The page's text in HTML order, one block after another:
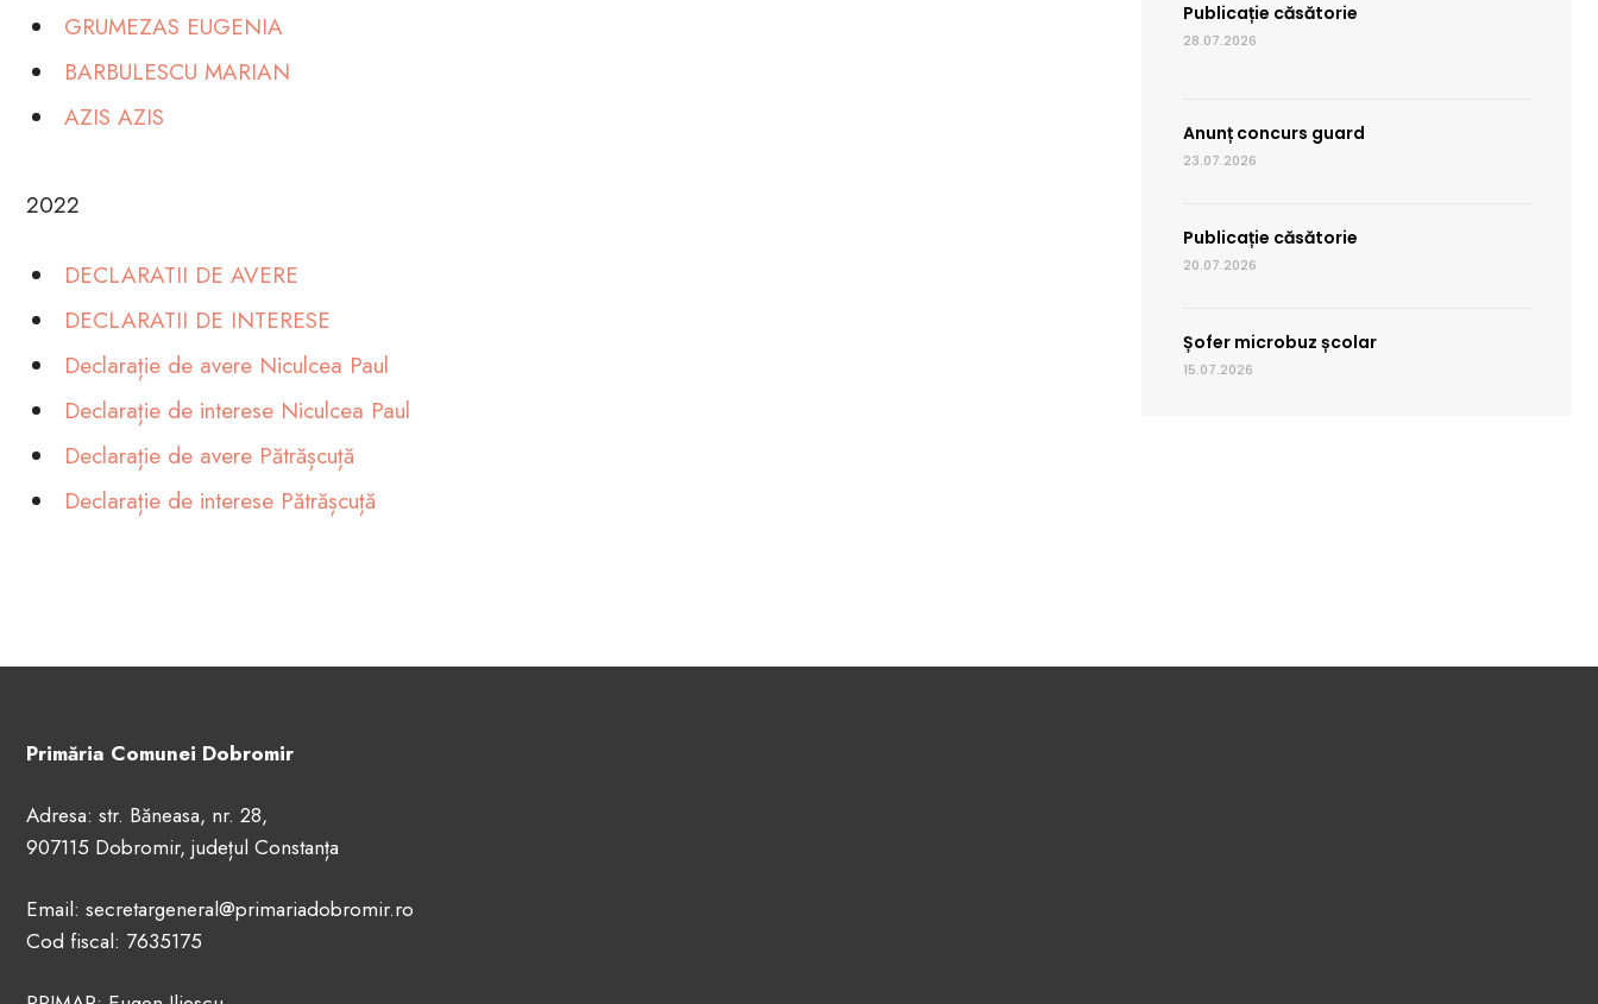
GRUMEZAS EUGENIA
BARBULESCU MARIAN
AZIS AZIS
2022
DECLARATII DE AVERE
DECLARATII DE INTERESE
Declarație de avere Niculcea Paul
Declarație de interese Niculcea Paul
Declarație de avere Pătrășcuță
Declarație de interese Pătrășcuță
Publicație căsătorie
28.07.2026
Anunț concurs guard
23.07.2026
Publicație căsătorie
20.07.2026
Șofer microbuz școlar
15.07.2026
Primăria Comunei Dobromir
Adresa: str. Băneasa, nr. 28,
907115 Dobromir, județul Constanța
Email: secretargeneral@primariadobromir.ro
Cod fiscal: 7635175